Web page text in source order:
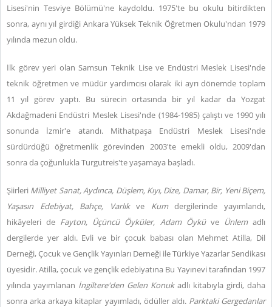
Lisesi'nin Tesviye Bölümü'ne kaydoldu. 1975'te bu okulu bitirdikten
sonra, aynı yıl girdiği Ankara Yüksek Teknik Öğretmen Okulu'ndan 1979
yılında mezun oldu.
İlk görev yeri olan Samsun Teknik Lise ve Endüstri Meslek Lisesi'nde
teknik öğretmen ve müdür yardımcısı olarak iki ayrı dönemde toplam
11 yıl görev yaptı. Bu sürecin ortasında bir yıl kadar da Yozgat
Akdağmadeni Endüstri Meslek Lisesi'nde (1984-1985) çalıştı ve 1990 yılı
sonunda İzmir'e atandı. Mithatpaşa Endüstri Meslek Lisesi'nde
sürdürdüğü öğretmenlik görevinden 2003'te emekli oldu, 2009'dan
sonra da çoğunlukla Turgutreis'te yaşamaya başladı.
Şiirleri Milliyet Sanat, Aydınca, Düşlem, Kıyı, Dize, Damar, Bir, Yeni Biçem,
Yaşasın Edebiyat, Bahçe, Varlıkve Kumdergilerinde yayımlandı,
hikâyeleri de Fayton, Üçüncü Öyküler, Adam Öykü ve Ünlemadlı
dergilerde yer aldı. Evli ve bir çocuk babası olan Mehmet Atilla, Dil
Derneği, Çocuk ve Gençlik Yayınları Derneği ile Türkiye Yazarlar Sendikası
üyesidir. Atilla, çocuk ve gençlik edebiyatına Bu Yayınevi tarafından 1997
yılında yayımlanan İngiltere'den Gelen Konukadlı kitabıyla girdi, daha
sonra arka arkaya kitaplar yayımladı, ödüller aldı. Parktaki Gergedanlar